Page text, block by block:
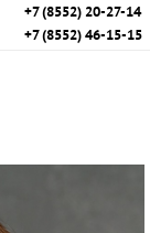
+7 (8552) 20-27-14
+7 (8552) 46-15-15